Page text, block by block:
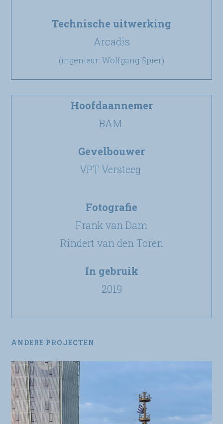
Technische uitwerking
Arcadis
(ingenieur: Wolfgang Spier)
Hoofdaannemer
BAM
Gevelbouwer
VPT Versteeg
Fotografie
Frank van Dam
Rindert van den Toren
In gebruik
2019
ANDERE PROJECTEN